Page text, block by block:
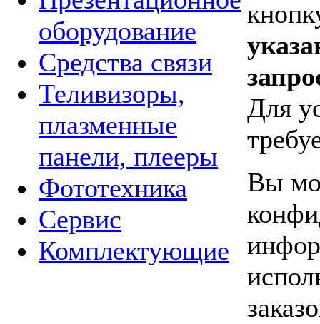
оборудование
Средства связи
Теливизоры,
плазменные
панели, плееры
Фототехника
Сервис
Комплектующие
Для
Вы